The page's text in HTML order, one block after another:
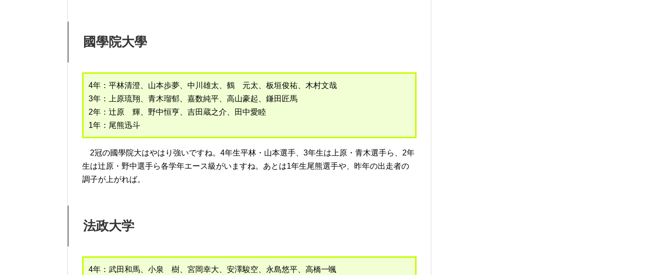
國學院大學
4年：平林清澄、山本歩夢、中川雄太、鶴 元太、板垣俊祐、木村文哉
3年：上原琉翔、青木瑠郁、嘉数純平、高山豪起、鎌田匠馬
2年：辻原 輝、野中恒亨、吉田蔵之介、田中愛睦
1年：尾熊迅斗
2冠の國學院大はやはり強いですね。4年生平林・山本選手、3年生は上原・青木選手ら、2年
生は辻原・野中選手ら各学年エース級がいますね。あとは1年生尾熊選手や、昨年の出走者の
調子が上がれば。
法政大学
4年：武田和馬、小泉 樹、宮岡幸大、安澤駿空、永島悠平、高橋一颯